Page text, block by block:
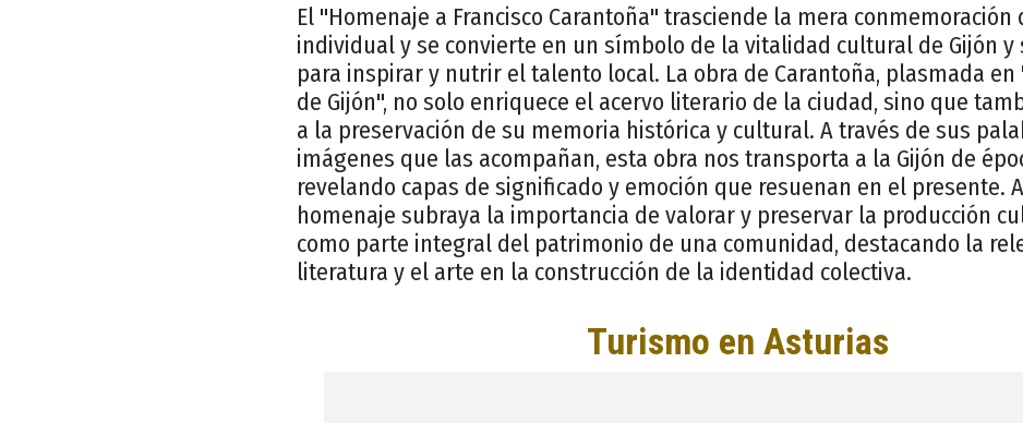
El "Homenaje a Francisco Carantoña" trasciende la mera
individual y se convierte en un símbolo de la vitalidad cultural de Gijón y
para inspirar y nutrir el talento local. La obra de Carantoña, plasmada en
de Gijón", no solo enriquece el acervo literario de la ciudad, sino que
a la preservación de su memoria histórica y cultural. A través de sus
imágenes que las acompañan, esta obra nos transporta a la Gijón de
revelando capas de significado y emoción que resuenan en el presente.
homenaje subraya la importancia de valorar y preservar la producción
como parte integral del patrimonio de una comunidad, destacando la
literatura y el arte en la construcción de la identidad colectiva.